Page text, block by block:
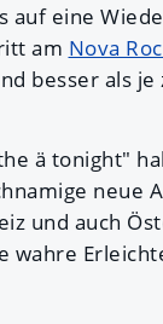
auf eine
am Nova
besser als je
ä tonight"
neue
und auch
wahre